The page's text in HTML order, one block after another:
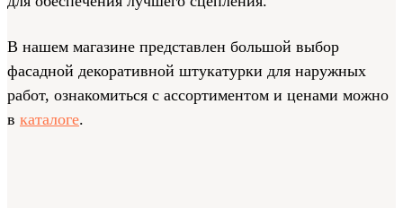
В нашем магазине представлен большой выбор
фасадной декоративной штукатурки для наружных
работ, ознакомиться с ассортиментом и ценами можно
в каталоге.